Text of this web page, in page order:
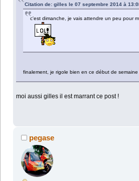
Citation de: gilles le 07 septembre 2014 à
c'est dimanche, je vais attendre un peu pour
finalement, je rigole bien en ce début de
moi aussi gilles il est marrant ce post !
pegase